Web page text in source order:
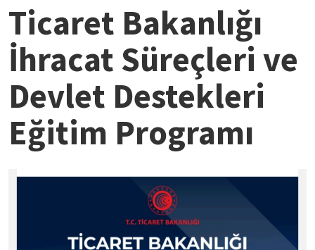
Ticaret Bakanlığı
İhracat Süreçleri ve
Devlet Destekleri
Eğitim Programı